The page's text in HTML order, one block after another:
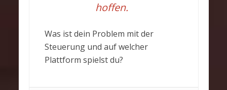
hoffen.
Was ist dein Problem mit der
Steuerung und auf welcher
Plattform spielst du?